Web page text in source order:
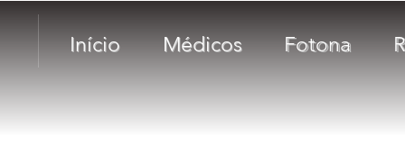
Início Médicos Fotona